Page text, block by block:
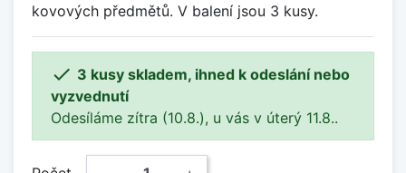
kovových předmětů. V balení jsou 3 kusy.
 3 kusy skladem, ihned k odeslání nebo
vyzvednutí
Odesíláme zítra (10.8.), u vás v úterý 11.8..